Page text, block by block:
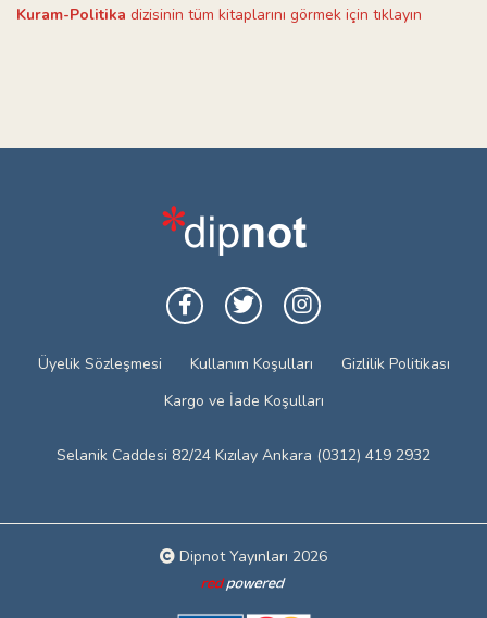
Kuram-Politika dizisinin tüm kitaplarını görmek için tıklayın
Üyelik Sözleşmesi Kullanım Koşulları
Gizlilik Politikası
Kargo ve İade Koşulları
Selanik Caddesi 82/24 Kızılay Ankara (0312) 419 2932
Dipnot Yayınları 2026